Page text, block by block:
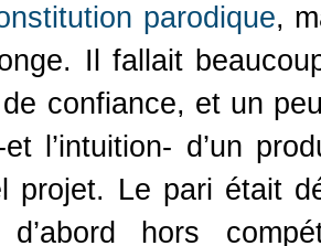
parodique,
Il fallait
confiance, et un
l’intuition- d’un
projet. Le pari était
d’abord hors